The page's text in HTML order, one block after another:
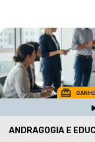
ANDRAGOGIA E